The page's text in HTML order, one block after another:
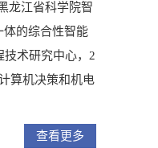
龙江省科学院智
体的综合性智能
技术研究中心，2
算机决策和机电
查看更多